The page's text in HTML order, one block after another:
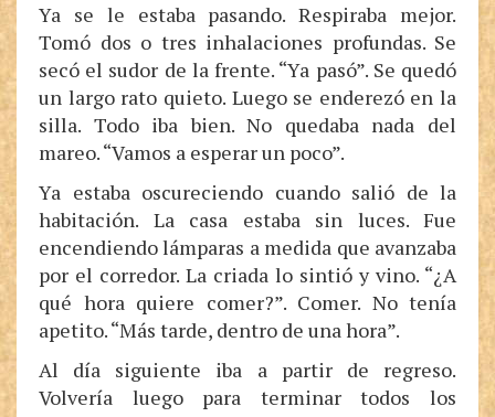
Ya se le estaba pasando. Respiraba mejor.
Tomó dos o tres inhalaciones profundas. Se
secó el sudor de la frente. “Ya pasó”. Se quedó
un largo rato quieto. Luego se enderezó en la
silla. Todo iba bien. No quedaba nada del
mareo. “Vamos a esperar un poco”.
Ya estaba oscureciendo cuando salió de la
habitación. La casa estaba sin luces. Fue
encendiendo lámparas a medida que avanzaba
por el corredor. La criada lo sintió y vino. “¿A
qué hora quiere comer?”. Comer. No tenía
apetito. “Más tarde, dentro de una hora”.
Al día siguiente iba a partir de regreso.
Volvería luego para terminar todos los